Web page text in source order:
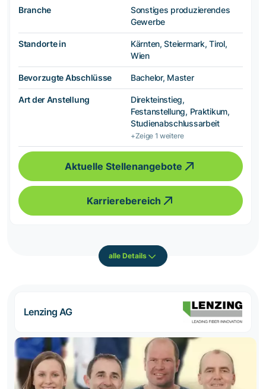
Branche
Sonstiges produzierendes
Gewerbe
Standorte in
Kärnten, Steiermark, Tirol,
Wien
Bevorzugte Abschlüsse Bachelor, Master
Art der Anstellung
Direkteinstieg,
Festanstellung, Praktikum,
Studienabschlussarbeit
+Zeige 1 weitere
Aktuelle Stellenangebote
Karrierebereich
alle Details
Lenzing AG